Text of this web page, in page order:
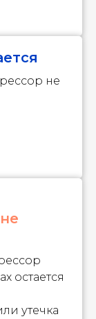
не
остается
утечка